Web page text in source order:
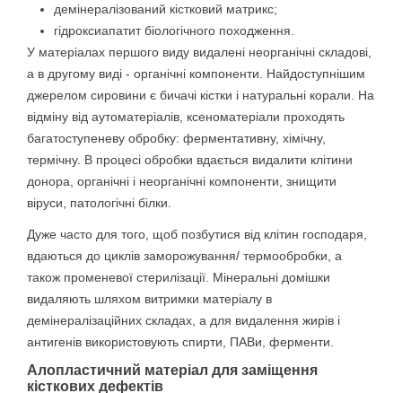
демінералізований кістковий матрикс;
гідроксиапатит біологічного походження.
У матеріалах першого виду видалені неорганічні складові,
а в другому виді - органічні компоненти. Найдоступнішим
джерелом сировини є бичачі кістки і натуральні корали. На
відміну від аутоматеріалів, ксеноматеріали проходять
багатоступеневу обробку: ферментативну, хімічну,
термічну. В процесі обробки вдається видалити клітини
донора, органічні і неорганічні компоненти, знищити
віруси, патологічні білки.
Дуже часто для того, щоб позбутися від клітин господаря,
вдаються до циклів заморожування/ термообробки, а
також променевої стерилізації. Мінеральні домішки
видаляють шляхом витримки матеріалу в
демінералізаційних складах, а для видалення жирів і
антигенів використовують спирти, ПАВи, ферменти.
Алопластичний матеріал для заміщення
кісткових дефектів